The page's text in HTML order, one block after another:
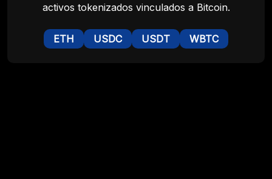
activos tokenizados vinculados a Bitcoin.
ETH USDC USDT WBTC